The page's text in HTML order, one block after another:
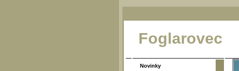
Foglarovec
Novinky